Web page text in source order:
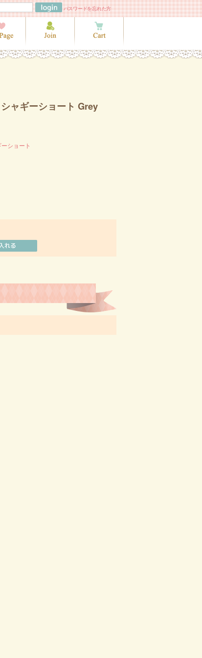
パスワードを忘れた方
ャギーショート Grey
ショート